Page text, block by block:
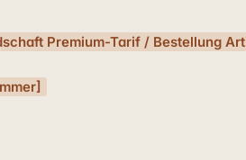
Premium-Tarif / Bestellung